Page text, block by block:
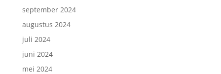
september 2024
augustus 2024
juli 2024
juni 2024
mei 2024